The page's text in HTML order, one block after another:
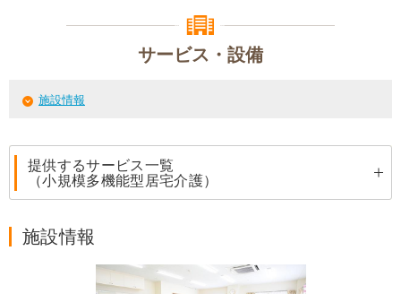
サービス・設備
施設情報
提供するサービス一覧
（小規模多機能型居宅介護）
施設情報